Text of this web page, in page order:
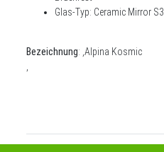
Glas-Typ: Ceramic Mirror S3
Bezeichnung: ,Alpina Kosmic